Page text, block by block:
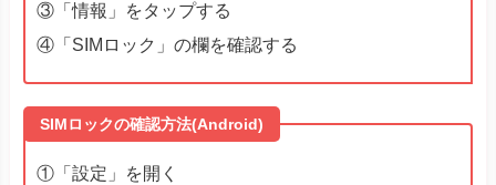
京セラ
かんたんスマホ３
キッズタイ
Android One S10
③「情報」をタップする
④「SIMロック」の欄を確認する
SIMロックの確認方法(Android)
①「設定」を開く